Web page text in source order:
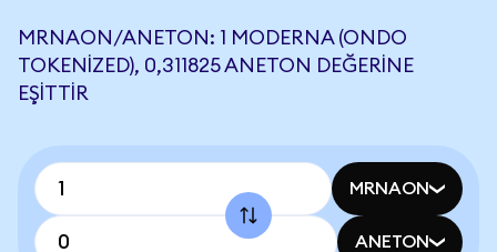
MRNAON/ANETON: 1 MODERNA (ONDO
TOKENIZED), 0,311825 ANETON DEĞERINE
EŞITTIR
MRNAON
ANETON